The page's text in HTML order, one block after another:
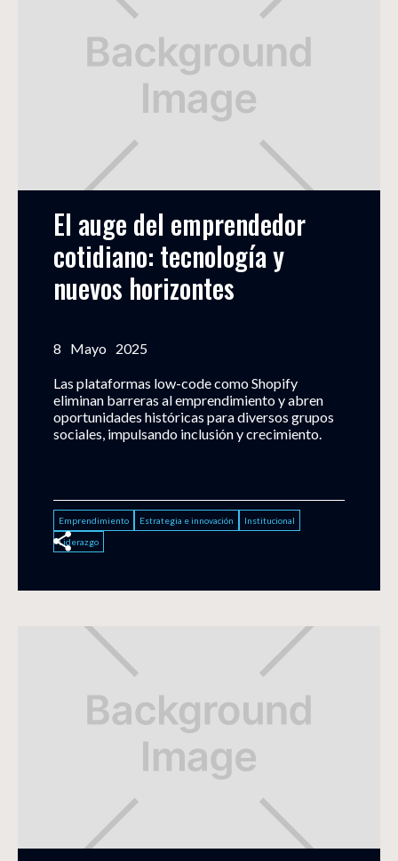
El auge del emprendedor
cotidiano: tecnología y
nuevos horizontes
8 Mayo 2025
Las plataformas low-code como Shopify
eliminan barreras al emprendimiento y abren
oportunidades históricas para diversos grupos
sociales, impulsando inclusión y crecimiento.
Emprendimiento Estrategia e innovación
Institucional
Liderazgo